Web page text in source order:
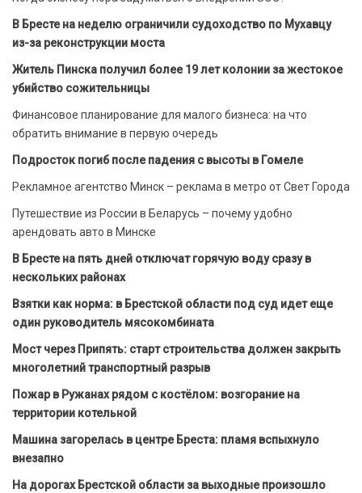
В Бресте на неделю ограничили судоходство по Мухавцу
из-за реконструкции моста
Житель Пинска получил более 19 лет колонии за жестокое
убийство сожительницы
Финансовое планирование для малого бизнеса: на что
обратить внимание в первую очередь
Подросток погиб после падения с высоты в Гомеле
Рекламное агентство Минск – реклама в метро от Свет Города
Путешествие из России в Беларусь – почему удобно
арендовать авто в Минске
В Бресте на пять дней отключат горячую воду сразу в
нескольких районах
Взятки как норма: в Брестской области под суд идет еще
один руководитель мясокомбината
Мост через Припять: старт строительства должен закрыть
многолетний транспортный разрыв
Пожар в Ружанах рядом с костёлом: возгорание на
территории котельной
Машина загорелась в центре Бреста: пламя вспыхнуло
внезапно
На дорогах Брестской области за выходные произошло